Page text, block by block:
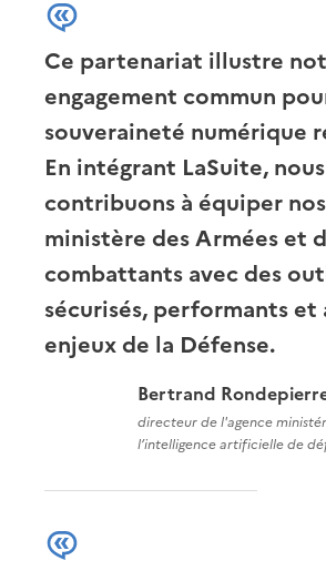
Ce partenariat illustre
engagement commun
souveraineté numérique
En intégrant LaSuite, nous
contribuons à équiper
ministère des Armées et
combattants avec des
sécurisés, performants et
enjeux de la Défense.
Bertrand
directeur de l'agence
l’intelligence artificielle de